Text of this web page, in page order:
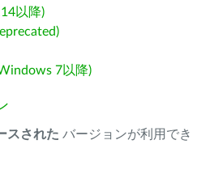
以降)
7以降)
スされた バージョンが利用でき